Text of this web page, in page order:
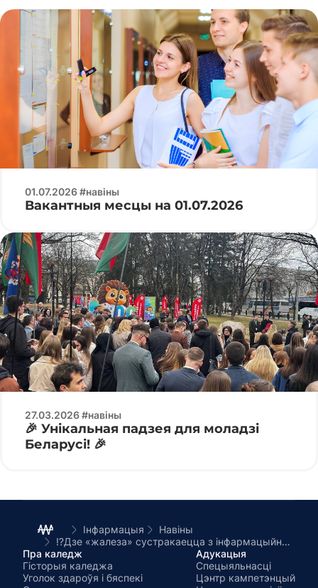
01.07.2026 #навіны
Вакантныя месцы на 01.07.2026
27.03.2026 #навіны
🎉 Унікальная падзея для моладзі
Беларусі! 🎉
Інфармацыя
Навіны
⁉️Дзе «жалеза» сустракаецца з інфармацыйнай бяспекай!?
Пра каледж
Гісторыя каледжа
Уголок здароўя і бяспекі
Адукацыя
Спецыяльнасці
Цэнтр кампетэнцый